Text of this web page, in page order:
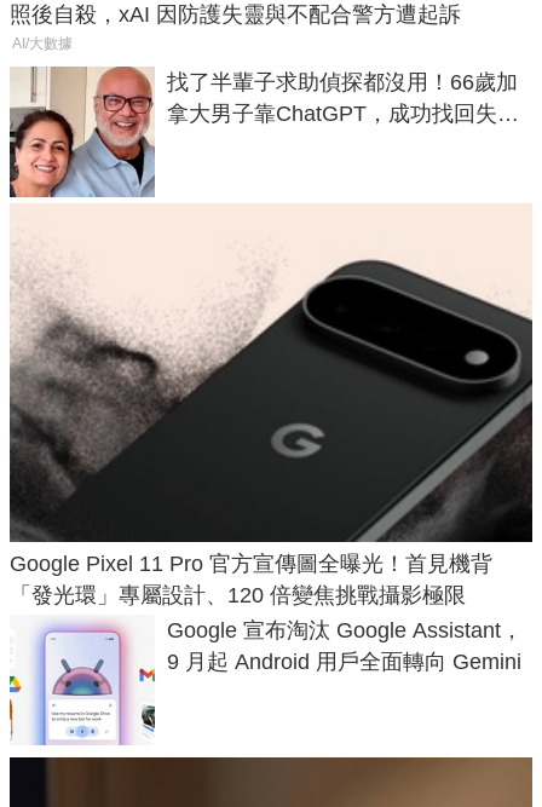
照後自殺，xAI 因防護失靈與不配合警方遭起訴
AI/大數據
找了半輩子求助偵探都沒用！66歲加
拿大男子靠ChatGPT，成功找回失散
Google Pixel 11 Pro 官方宣傳圖全曝光！首見機背
「發光環」專屬設計、120 倍變焦挑戰攝影極限
Google 宣布淘汰 Google Assistant，
9 月起 Android 用戶全面轉向 Gemini